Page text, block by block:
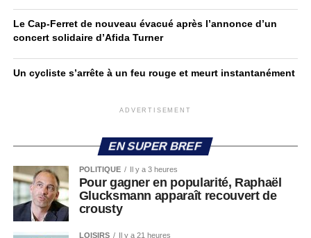
Le Cap-Ferret de nouveau évacué après l’annonce d’un
concert solidaire d’Afida Turner
Un cycliste s’arrête à un feu rouge et meurt instantanément
ADVERTISEMENT
EN SUPER BREF
POLITIQUE Il y a 3 heures
Pour gagner en popularité, Raphaël
Glucksmann apparaît recouvert de
crousty
LOISIRS Il y a 21 heures